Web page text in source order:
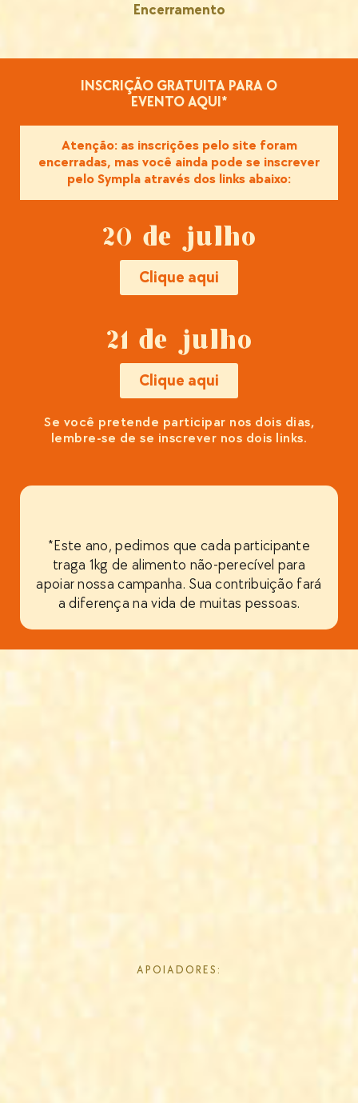
Encerramento
INSCRIÇÃO GRATUITA PARA O
EVENTO AQUI*
Atenção: as inscrições pelo site foram
encerradas, mas você ainda pode se inscrever
pelo Sympla através dos links abaixo:
20 de julho
Clique aqui
21 de julho
Clique aqui
Se você pretende participar nos dois dias,
lembre-se de se inscrever nos dois links.
*Este ano, pedimos que cada participante
traga 1kg de alimento não-perecível para
apoiar nossa campanha. Sua contribuição fará
a diferença na vida de muitas pessoas.
APOIADORES: